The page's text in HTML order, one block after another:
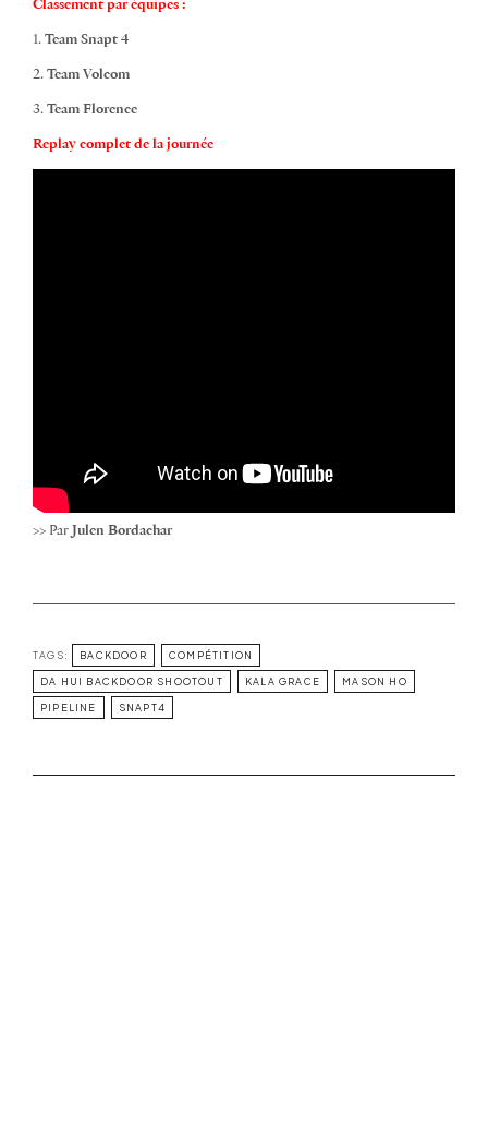
Classement par équipes :
1. Team Snapt 4
2. Team Volcom
3. Team Florence
Replay complet de la journée
>> Par Julen Bordachar
TAGS: BACKDOOR COMPÉTITION
DA HUI BACKDOOR SHOOTOUT KALA GRACE MASON HO
PIPELINE SNAPT4